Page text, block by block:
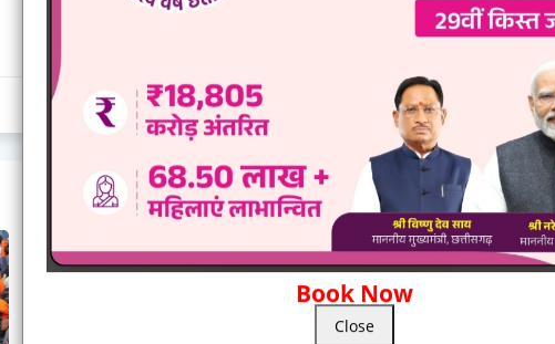
NEWER
भारतीय जनता पार्टी सदस्यता अभियान, विधायक अमर अग्रवाल के नेतृत्व में 64000
Show more
Book Now
Close